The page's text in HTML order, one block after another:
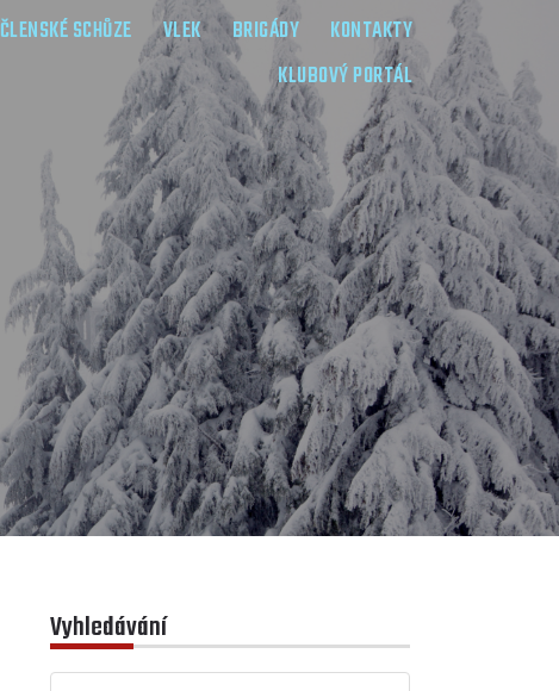
ČLENSKÉ SCHŮZE VLEK BRIGÁDY
KONTAKTY
KLUBOVÝ PORTÁL
Vyhledávání